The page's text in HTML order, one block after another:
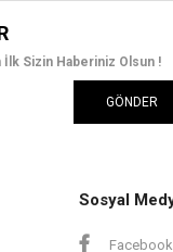
İlk Sizin Haberiniz Olsun !
GÖNDER
Sosyal
Facebook